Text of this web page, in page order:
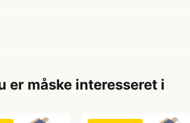
er måske interesseret i